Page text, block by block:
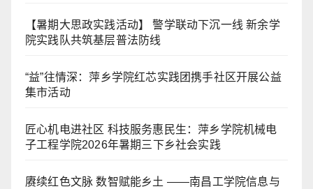
【暑期大思政实践活动】 警学联动下沉一线 新余学
院实践队共筑基层普法防线
“益”往情深：萍乡学院红芯实践团携手社区开展公益
集市活动
匠心机电进社区 科技服务惠民生：萍乡学院机械电
子工程学院2026年暑期三下乡社会实践
赓续红色文脉 数智赋能乡土 ——南昌工学院信息与